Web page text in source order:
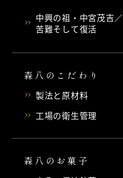
中興の祖・中宮茂吉／
苦難そして復活
森八のこだわり
製法と原材料
工場の衛生管理
森八のお菓子